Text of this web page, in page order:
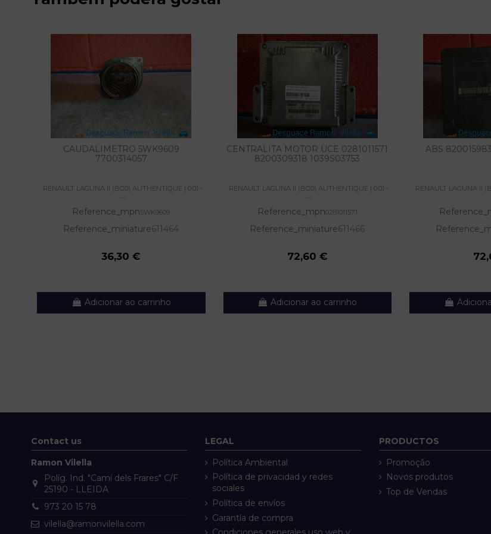
CAUDALIMETRO 5WK9609
7700314057
RENAULT LAGUNA II (BG0) AUTHENTIQUE | 0.01 -
Reference_mpn5WK9609
Reference_miniature611464
36,30 €
Adicionar ao carrinho
CENTRALITA MOTOR UCE 0281011571
8200309318 1039S03753
RENAULT LAGUNA II (BG0) AUTHENTIQUE | 0.01 -
Reference_mpn0281011571
Reference_miniature611466
72,60 €
Adicionar ao carrinho
ABS
RENAULT LAGUNA II
Contact us
Ramon Vilella
Políg. Ind. "Camí dels Frares" C/F
25190 - LLEIDA
973 20 15 78
vilella@ramonvilella.com
LEGAL
Política Ambiental
Política de privacidad y redes
sociales
Política de envíos
Garantía de compra
PRODUCTOS
Promoção
Novos produtos
Top de Vendas